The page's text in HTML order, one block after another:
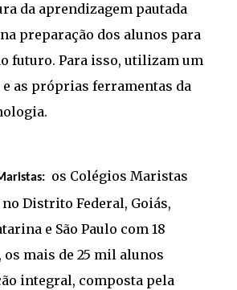
da aprendizagem pautada
preparação dos alunos para
futuro. Para isso, utilizam um
as próprias ferramentas da
os Colégios Maristas
Distrito Federal, Goiás,
e São Paulo com 18
os mais de 25 mil alunos
integral, composta pela